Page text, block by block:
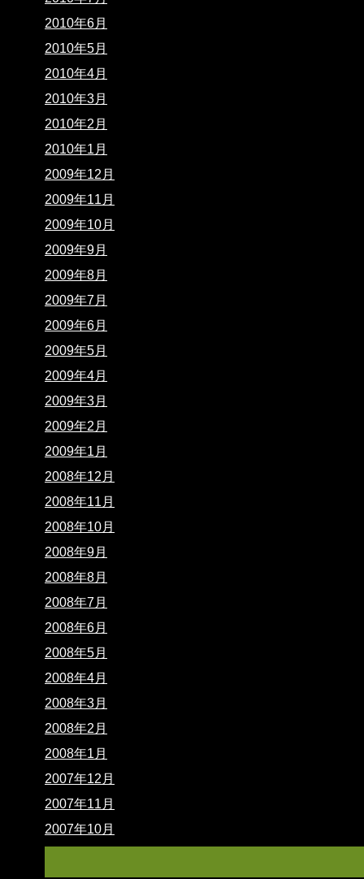
2010年6月
2010年5月
2010年4月
2010年3月
2010年2月
2010年1月
2009年12月
2009年11月
2009年10月
2009年9月
2009年8月
2009年7月
2009年6月
2009年5月
2009年4月
2009年3月
2009年2月
2009年1月
2008年12月
2008年11月
2008年10月
2008年9月
2008年8月
2008年7月
2008年6月
2008年5月
2008年4月
2008年3月
2008年2月
2008年1月
2007年12月
2007年11月
2007年10月